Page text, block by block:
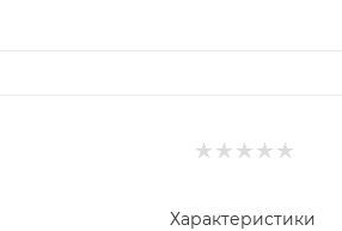
Характеристики